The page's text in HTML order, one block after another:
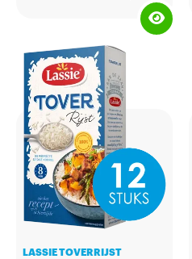
perfect gecombineerd met een
royale hoeveelheid smakelijke
48+ kaas. Zo laat de vulling van
de VlamTosti zich beschrijven.
Er zitten 20 stuks á 110 gram in
een doos.
Bereidingswijze: Ontdooien: Bij
voorkeur in de verpakking laten
ontdooien. Het product dient
voor consumptie krokant
gebakken te worden in een
grill/tosti-ijzer totdat de kaas
gesmolten is. Of besmeer aan
beide kanten met boter en bak
hem goudbruin in de
koekenpan.
LASSIE TOVERRIJST